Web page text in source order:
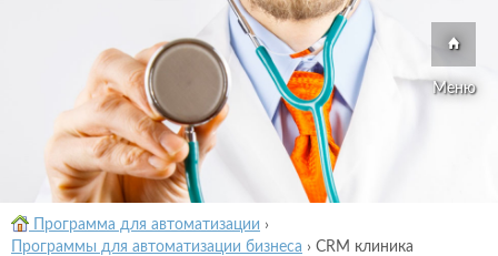
Меню
Программа для автоматизации ›
Программы для автоматизации бизнеса › CRM клиника